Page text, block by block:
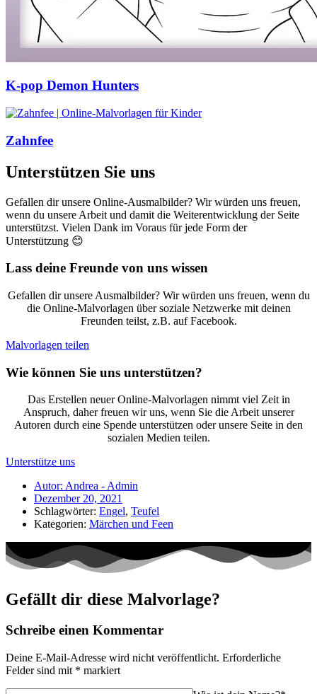
K-pop Demon Hunters
Zahnfee
Unterstützen Sie uns
Gefallen dir unsere Online-Ausmalbilder? Wir würden uns freuen,
wenn du unsere Arbeit und damit die Weiterentwicklung der Seite
unterstützst. Vielen Dank im Voraus für jede Form der
Unterstützung 😊
Lass deine Freunde von uns wissen
Gefallen dir unsere Ausmalbilder? Wir würden uns freuen, wenn du
die Online-Malvorlagen über soziale Netzwerke mit deinen
Freunden teilst, z.B. auf Facebook.
Malvorlagen teilen
Wie können Sie uns unterstützen?
Das Erstellen neuer Online-Malvorlagen nimmt viel Zeit in
Anspruch, daher freuen wir uns, wenn Sie die Arbeit unserer
Autoren durch eine Spende unterstützen oder unsere Seite in den
sozialen Medien teilen.
Unterstütze uns
Autor: Andrea - Admin
Dezember 20, 2021
Schlagwörter: Engel, Teufel
Kategorien: Märchen und Feen
Gefällt dir diese Malvorlage?
Schreibe einen Kommentar
Deine E-Mail-Adresse wird nicht veröffentlicht. Erforderliche
Felder sind mit * markiert